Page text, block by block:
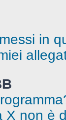
in
X non è